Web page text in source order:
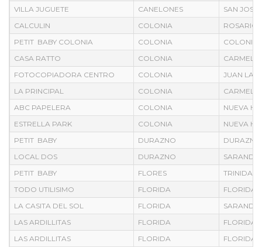
VILLA JUGUETE
CANELONES
SAN JOSE
CALCULIN
COLONIA
ROSARIO
PETIT BABY COLONIA
COLONIA
COLONIA
CASA RATTO
COLONIA
CARMELO
FOTOCOPIADORA CENTRO
COLONIA
JUAN
LA PRINCIPAL
COLONIA
CARMELO
ABC PAPELERA
COLONIA
NUEVA
ESTRELLA PARK
COLONIA
NUEVA
PETIT BABY
DURAZNO
DURAZNO
LOCAL DOS
DURAZNO
SARANDI
PETIT BABY
FLORES
TRINIDAD
TODO UTILISIMO
FLORIDA
FLORIDA
LA CASITA DEL SOL
FLORIDA
SARANDI
LAS ARDILLITAS
FLORIDA
FLORIDA
LAS ARDILLITAS
FLORIDA
FLORIDA